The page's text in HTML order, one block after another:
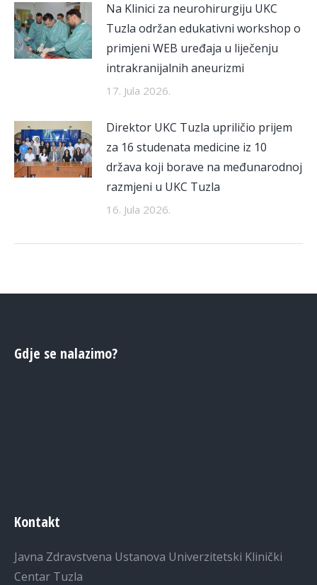
Na Klinici za neurohirurgiju UKC
Tuzla održan edukativni workshop o
primjeni WEB uređaja u liječenju
intrakranijalnih aneurizmi
17. Jula 2026.
Direktor UKC Tuzla upriličio prijem
za 16 studenata medicine iz 10
država koji borave na međunarodnoj
razmjeni u UKC Tuzla
16. Jula 2026.
Gdje se nalazimo?
Kontakt
Javna Zdravstvena Ustanova Univerzitetski Klinički
Centar Tuzla